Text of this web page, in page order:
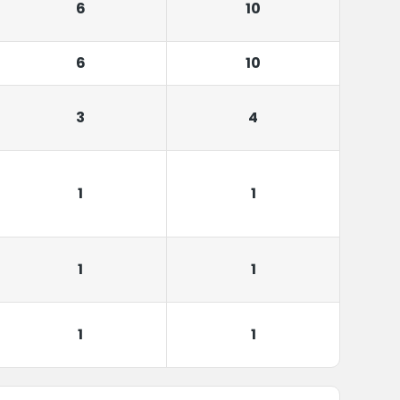
6 10
6 10
3 4
1 1
1 1
1 1